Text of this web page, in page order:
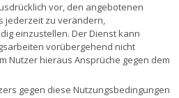
vor, den angebotenen
jederzeit zu verändern,
einzustellen. Der Dienst kann
vorübergehend nicht
Nutzer hieraus Ansprüche gegen dem
gegen diese Nutzungsbedingungen